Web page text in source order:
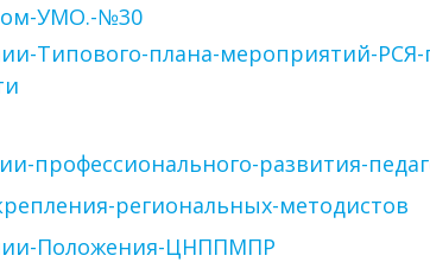
УМО.-№30
Типового-плана-мероприятий-
профессионального-развития-
региональных-методистов
Положения-ЦНППМПР